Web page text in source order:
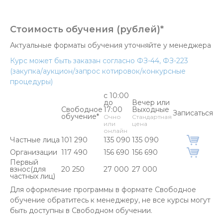
Стоимость обучения (рублей)*
Актуальные форматы обучения уточняйте у менеджера
Курс может быть заказан согласно ФЗ-44, ФЗ-223
(закупка/аукцион/запрос котировок/конкурсные
процедуры)
Свободное
обучение*
с 10:00
до
17:00
Очно
или
онлайн
Вечер или
Выходные
Стандартная
цена
Записаться
Частные лица 101 290 135 090 135 090
Организации 117 490 156 690 156 690
Первый
взнос(для
частных лиц)
20 250 27 000 27 000
Для оформление программы в формате Свободное
обучение обратитесь к менеджеру, не все курсы могут
быть доступны в Свободном обучении.